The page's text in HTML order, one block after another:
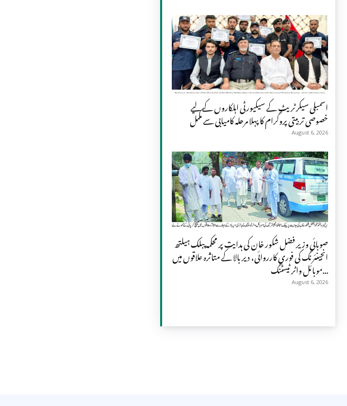
اسمبلی سیکرٹریٹ کے سیکیورٹی اہلکاروں کے لیے
خصوصی تربیتی پروگرام کا پہلا مرحلہ کامیابی سے مکمل
August 6, 2026
صوبائی وزیر فضل شکور خان کی ہدایت پر محکمہ پبلک ہیلتھ
انجینئرنگ کی فوری کارروائی، دیر بالا کے متاثرہ علاقوں میں
موبائل واٹر ٹیسٹنگ...
August 6, 2026